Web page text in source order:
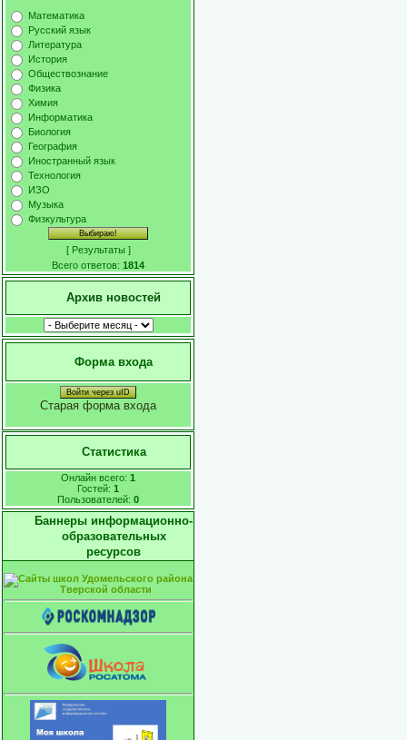
Математика
Русский язык
Литература
История
Обществознание
Физика
Химия
Информатика
Биология
География
Иностранный язык
Технология
ИЗО
Музыка
Физкультура
[ Результаты ]
Всего ответов: 1814
Архив новостей
Форма входа
Войти через uID
Старая форма входа
Статистика
Онлайн всего: 1
Гостей: 1
Пользователей: 0
Баннеры информационно-
образовательных
ресурсов